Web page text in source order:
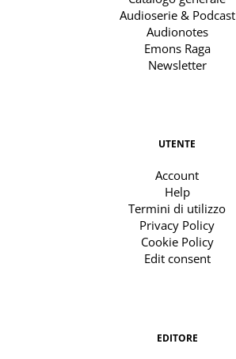
Audioserie & Podcast
Audionotes
Emons Raga
Newsletter
UTENTE
Account
Help
Termini di utilizzo
Privacy Policy
Cookie Policy
Edit consent
EDITORE